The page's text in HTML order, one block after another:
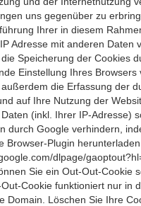
uns gegenüber zu
Ihrer in diesem
Adresse mit anderen Daten
Speicherung der Cookies
Einstellung Ihres Browsers
die Erfassung der
auf Ihre Nutzung der
(inkl. Ihrer IP-Adresse)
durch Google verhindern,
Browser-Plugin
dlpage/
Sie ein Out-Out-Cookie
Cookie funktioniert nur in
Domain. Löschen Sie Ihre